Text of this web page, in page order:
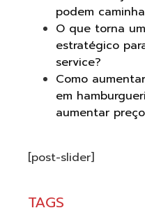
podem
O que torna
estratégico
service?
Como
em
aumentar
[post-slider]
TAGS